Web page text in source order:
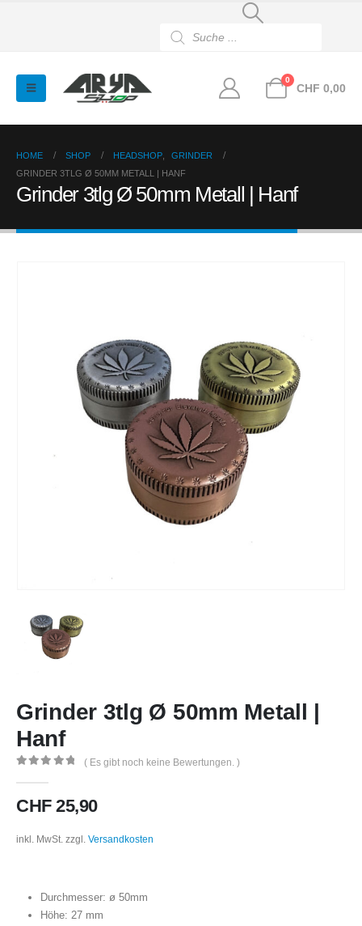
search
0
CHF 0,00
HOME SHOP HEADSHOP
GRINDER
GRINDER 3TLG Ø 50MM METALL | HANF
Grinder 3tlg Ø 50mm Metall | Hanf
Grinder 3tlg Ø 50mm Metall |
Hanf
( Es gibt noch keine Bewertungen. )
CHF25,90
inkl. MwSt. zzgl. Versandkosten
Durchmesser: ø 50mm
Höhe: 27 mm